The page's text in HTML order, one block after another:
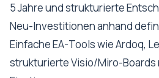
5 Jahre und strukturierte
Neu-Investitionen anhand
Einfache EA-Tools wie Ardoq,
strukturierte Visio/Miro-Boards